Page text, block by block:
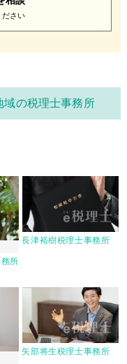
ださい
域の税理士事務所
所
長津裕樹税理士事務所
矢部将生税理士事務所